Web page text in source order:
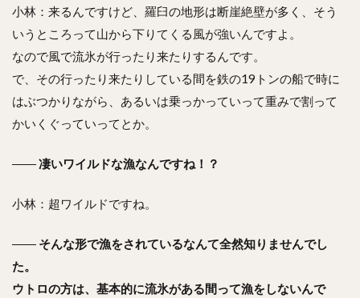
小林：来るんですけど、羅臼の地形は断崖絶壁が多く、そう
いうところって山から下りてくる風が強いんですよ。
なので風で流氷が行ったり来たりするんです。
で、その行ったり来たりしている間を鉄の19トンの船で時に
はぶつかりながら、あるいは乗っかっていって重みで割って
かいくぐっていってとか。
――凄いワイルドな漁なんですね！？
小林：超ワイルドですね。
―― そんな形で漁をされているなんて全然知りませんでし
た。
ウトロの方は、基本的に流氷がある間って漁をしないんで